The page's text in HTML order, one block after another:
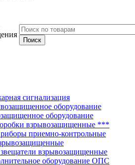
сигнализация
оборудование
взрывозащищенные ***
приемно-контрольные
взрывозащищенные